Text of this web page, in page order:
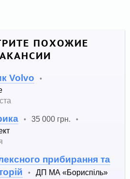
ПОХОЖИЕ
Volvo •
• 35 000 грн. •
прибирання та
•
ДП МА «Бориспіль»